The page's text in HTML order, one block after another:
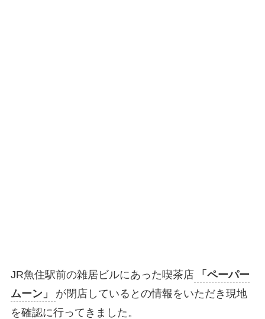
JR魚住駅前の雑居ビルにあった喫茶店
「ペーパー
ムーン」
が閉店しているとの情報をいただき現地
を確認に行ってきました。